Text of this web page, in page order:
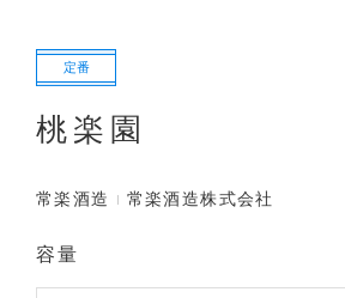
定番
桃楽園
常楽酒造 常楽酒造株式会社
容量